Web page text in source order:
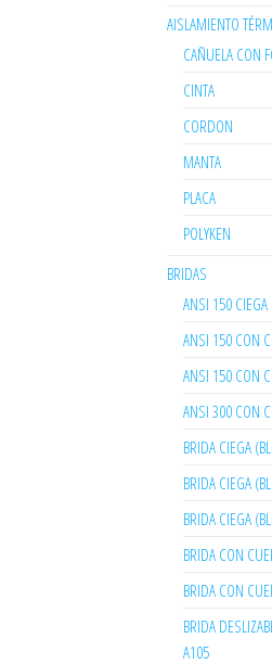
AISLAMIENTO
CAÑUELA CON
CINTA
CORDON
MANTA
PLACA
POLYKEN
BRIDAS
ANSI 150 CIEGA
ANSI 150 CON
ANSI 150 CON
ANSI 300 CON
BRIDA CIEGA
BRIDA CIEGA
BRIDA CIEGA
BRIDA CON
BRIDA CON
BRIDA
A105